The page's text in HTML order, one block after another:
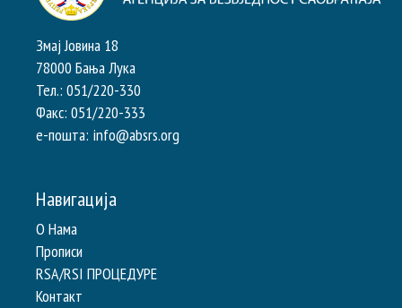
Змај Јовина 18
78000 Бања Лука
Тел.: 051/220-330
Факс: 051/220-333
e-пошта: info@absrs.org
Навигација
О Нама
Прописи
RSA/RSI ПРОЦЕДУРЕ
Контакт